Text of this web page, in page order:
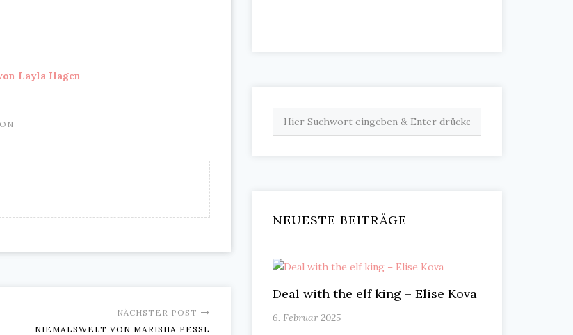
Layla Hagen
NÄCHSTER POST
NIEMALSWELT VON MARISHA PESSL
NEUESTE BEITRÄGE
Deal with the elf king – Elise Kova
6. Februar 2025